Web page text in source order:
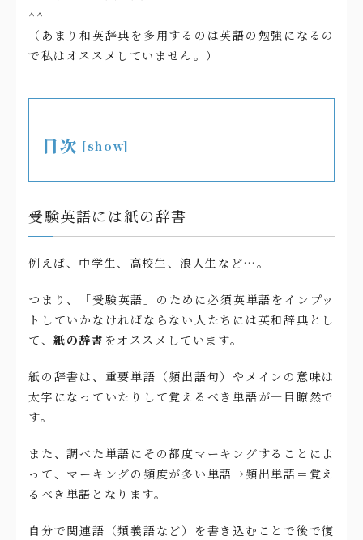
^^
（あまり和英辞典を多用するのは英語の勉強になるの
で私はオススメしていません。）
目次 [show]
受験英語には紙の辞書
例えば、中学生、高校生、浪人生など…。
つまり、「受験英語」のために必須英単語をインプッ
トしていかなければならない人たちには英和辞典とし
て、紙の辞書 をオススメしています。
紙の辞書は、重要単語（頻出語句）やメインの意味は
太字になっていたりして覚えるべき単語が一目瞭然で
す。
また、調べた単語にその都度マーキングすることによ
って、マーキングの頻度が多い単語→頻出単語＝覚え
るべき単語となります。
自分で関連語（類義語など）を書き込むことで後で復